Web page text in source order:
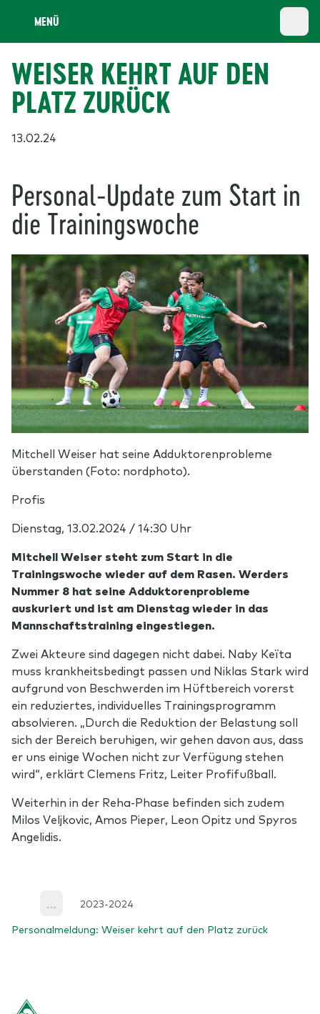
MENÜ
WEISER KEHRT AUF DEN
PLATZ ZURÜCK
13.02.24
Personal-Update zum Start in
die Trainingswoche
Mitchell Weiser hat seine Adduktorenprobleme
überstanden (Foto: nordphoto).
Profis
Dienstag, 13.02.2024 / 14:30 Uhr
Mitchell Weiser steht zum Start in die
Trainingswoche wieder auf dem Rasen. Werders
Nummer 8 hat seine Adduktorenprobleme
auskuriert und ist am Dienstag wieder in das
Mannschaftstraining eingestiegen.
Zwei Akteure sind dagegen nicht dabei. Naby Keïta
muss krankheitsbedingt passen und Niklas Stark wird
aufgrund von Beschwerden im Hüftbereich vorerst
ein reduziertes, individuelles Trainingsprogramm
absolvieren. „Durch die Reduktion der Belastung soll
sich der Bereich beruhigen, wir gehen davon aus, dass
er uns einige Wochen nicht zur Verfügung stehen
wird“, erklärt Clemens Fritz, Leiter Profifußball.
Weiterhin in der Reha-Phase befinden sich zudem
Milos Veljkovic, Amos Pieper, Leon Opitz und Spyros
Angelidis.
2023-2024
Personalmeldung: Weiser kehrt auf den Platz zurück